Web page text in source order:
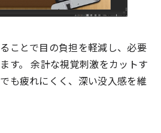
ことで目の負担を軽減し、必要
す。 余計な視覚刺激をカットす
も疲れにくく、深い没入感を維